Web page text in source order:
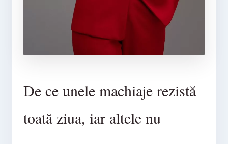
De ce unele machiaje rezistă
toată ziua, iar altele nu